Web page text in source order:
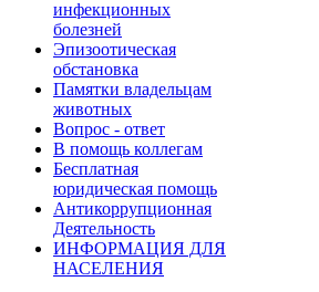
инфекционных
болезней
Эпизоотическая
обстановка
Памятки владельцам
животных
Вопроc - ответ
В помощь коллегам
Бесплатная
юридическая помощь
Антикоррупционная
Деятельность
ИНФОРМАЦИЯ ДЛЯ
НАСЕЛЕНИЯ